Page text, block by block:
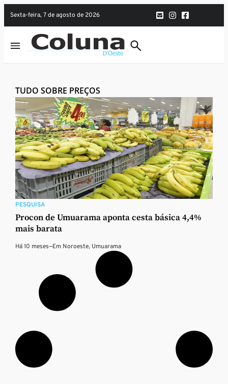
sexta-feira, 7 de agosto de 2026
TUDO SOBRE PREÇOS
PESQUISA
Procon de Umuarama aponta cesta básica 4,4%
mais barata
Há 10 meses—Em Noroeste, Umuarama